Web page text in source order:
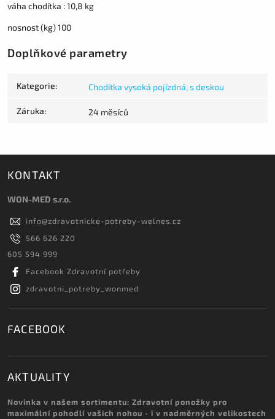
váha chodítka : 10,8 kg
nosnost (kg) 100
Doplňkové parametry
Kategorie: Chodítka vysoká pojízdná, s deskou
Záruka: 24 měsíců
KONTAKT
WON-MED s.r.o.
info@zdravotnicke-potreby-welnes.cz
566 626 220
605 594 999
Facebook Zdravotní potřeby
zdravotni_potreby_wonmed
FACEBOOK
AKTUALITY
Novinka v našem sortimentu: Zdravotní ponožky pro
maximální pohodlí vašich nohou - i v nadměrných velikostech